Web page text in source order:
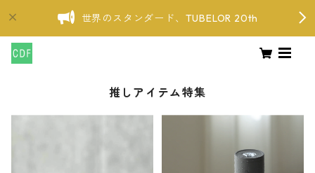
世界のスタンダード、TUBELOR 20th
推しアイテム特集